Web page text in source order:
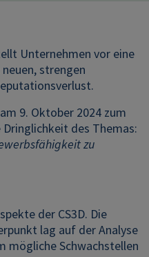
Unternehmen vor eine
strengen
9. Oktober 2024 zum
des Themas:
zu
der CS3D. Die
lag auf der Analyse
mögliche Schwachstellen